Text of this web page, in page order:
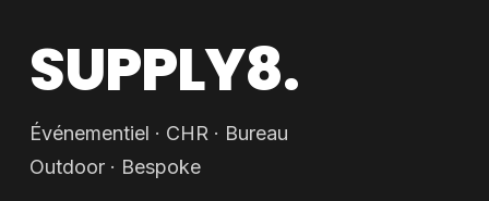
SUPPLY8.
Événementiel · CHR · Bureau
Outdoor · Bespoke